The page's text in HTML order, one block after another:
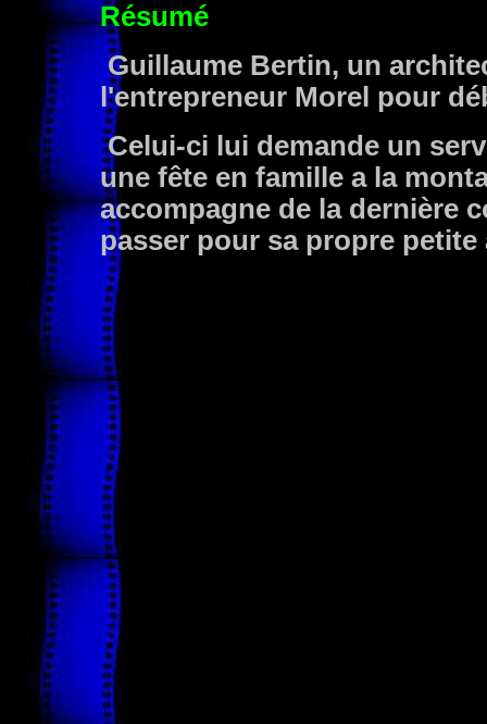
Résumé
Guillaume Bertin, un
l'entrepreneur Morel pour
Celui-ci lui demande un
une fête en famille a la
accompagne de la dernière
passer pour sa propre petite